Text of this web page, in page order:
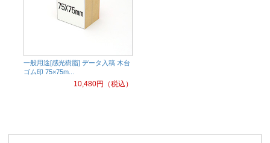
一般用途[感光樹脂] データ入稿 木台
ゴム印 75×75m...
10,480円（税込）